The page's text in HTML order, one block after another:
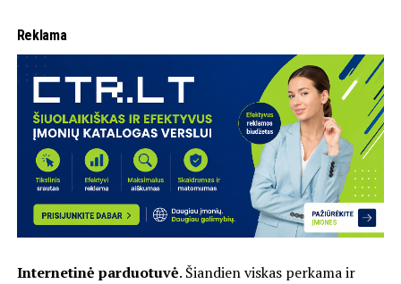
Reklama
Internetinė parduotuvė. Šiandien viskas perkama ir